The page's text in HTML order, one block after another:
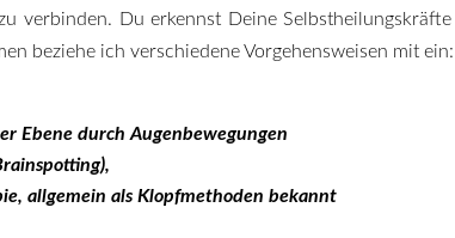
verbinden. Du erkennst Deine
beziehe ich verschiedene Vorgehensweisen mit ein:
Ebene durch Augenbewegungen
allgemein als Klopfmethoden bekannt